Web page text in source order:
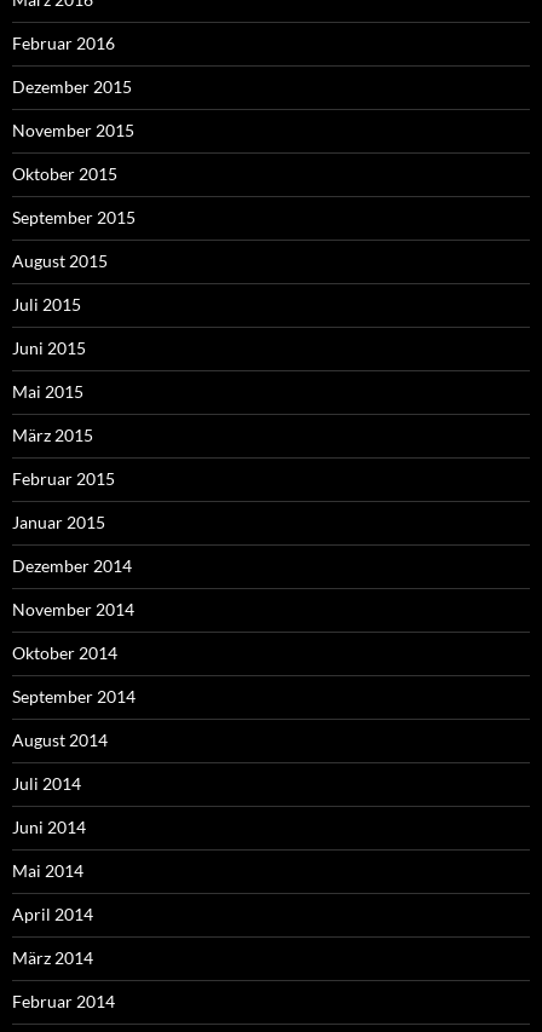
Februar 2016
Dezember 2015
November 2015
Oktober 2015
September 2015
August 2015
Juli 2015
Juni 2015
Mai 2015
März 2015
Februar 2015
Januar 2015
Dezember 2014
November 2014
Oktober 2014
September 2014
August 2014
Juli 2014
Juni 2014
Mai 2014
April 2014
März 2014
Februar 2014